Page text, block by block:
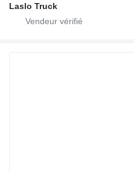
Laslo Truck